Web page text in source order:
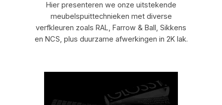
Hier presenteren we onze uitstekende
meubelspuittechnieken met diverse
verfkleuren zoals RAL, Farrow & Ball, Sikkens
en NCS, plus duurzame afwerkingen in 2K lak.